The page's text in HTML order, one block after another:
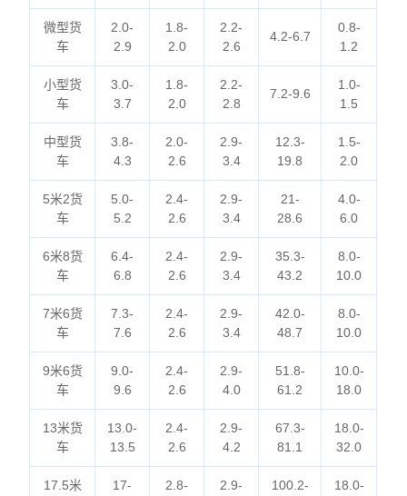
微型货
车
2.0-
2.9
1.8-
2.0
2.2-
2.6
4.2-6.7
0.8-
1.2
小型货
车
3.0-
3.7
1.8-
2.0
2.2-
2.8
7.2-9.6
1.0-
1.5
中型货
车
3.8-
4.3
2.0-
2.6
2.9-
3.4
12.3-
19.8
1.5-
2.0
5米2货
车
5.0-
5.2
2.4-
2.6
2.9-
3.4
21-
28.6
4.0-
6.0
6米8货
车
6.4-
6.8
2.4-
2.6
2.9-
3.4
35.3-
43.2
8.0-
10.0
7米6货
车
7.3-
7.6
2.4-
2.6
2.9-
3.4
42.0-
48.7
8.0-
10.0
9米6货
车
9.0-
9.6
2.4-
2.6
2.9-
4.0
51.8-
61.2
10.0-
18.0
13米货
车
13.0-
13.5
2.4-
2.6
2.9-
4.2
67.3-
81.1
18.0-
32.0
17.5米
17-
2.8-
2.9-
100.2-
18.0-